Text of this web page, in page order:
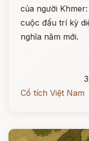
của người
cuộc đấu trí kỳ
nghĩa năm mới.
Cổ tích Việt Nam